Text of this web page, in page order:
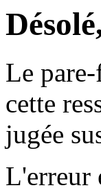
Le
cette
jugée
L'erreur